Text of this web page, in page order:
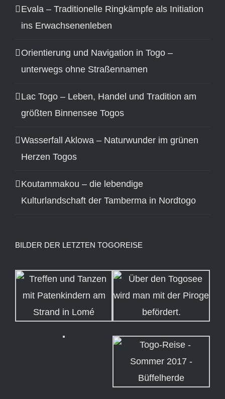
Evala – Traditionelle Ringkämpfe als Initiation
ins Erwachsenenleben
Orientierung und Navigation in Togo –
unterwegs ohne Straßennamen
Lac Togo – Leben, Handel und Tradition am
größten Binnensee Togos
Wasserfall Aklowa – Naturwunder im grünen
Herzen Togos
Koutammakou – die lebendige
Kulturlandschaft der Tamberma in Nordtogo
BILDER DER LETZTEN TOGOREISE